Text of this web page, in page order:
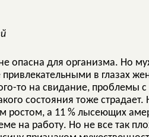
опасна для организма. Но
привлекательными в глазах
то на свидание, проблемы
состояния тоже
ростом, а 11 % лысеющих
на работу. Но не все так